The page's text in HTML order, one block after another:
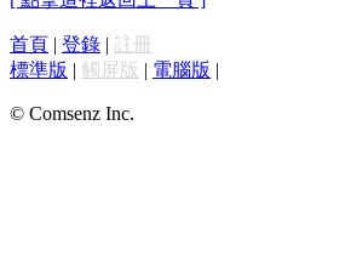
首頁 | 登錄 | 註冊
標準版 | 觸屏版 | 電腦版 |
© Comsenz Inc.